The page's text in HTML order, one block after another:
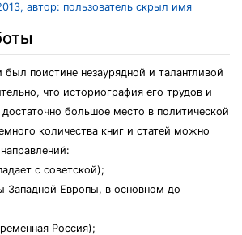
автор: пользователь скрыл имя
поистине незаурядной и талантливой
что историография его трудов и
большое место в политической
количества книг и статей можно
с советской);
Западной Европы, в основном до
Россия);